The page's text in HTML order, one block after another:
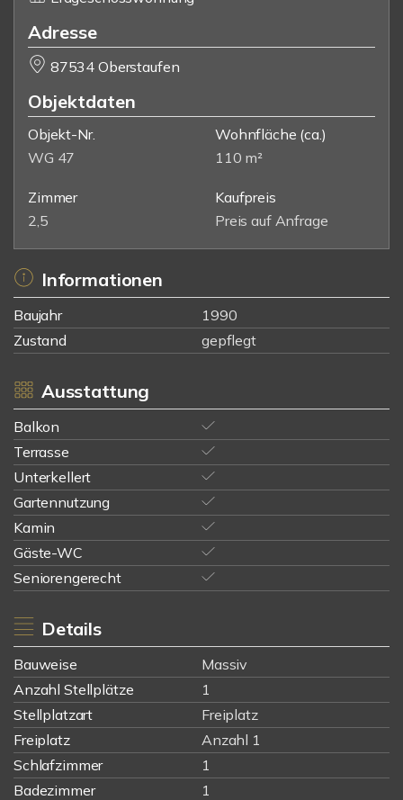
Adresse
87534 Oberstaufen
Objektdaten
Objekt-Nr.
WG 47
Wohnfläche (ca.)
110 m²
Zimmer
2,5
Kaufpreis
Preis auf Anfrage
Informationen
Baujahr
1990
Zustand
gepflegt
Ausstattung
Balkon
Terrasse
Unterkellert
Gartennutzung
Kamin
Gäste-WC
Seniorengerecht
Details
Bauweise
Massiv
Anzahl Stellplätze
1
Stellplatzart
Freiplatz
Freiplatz
Anzahl 1
Schlafzimmer
1
Badezimmer
1